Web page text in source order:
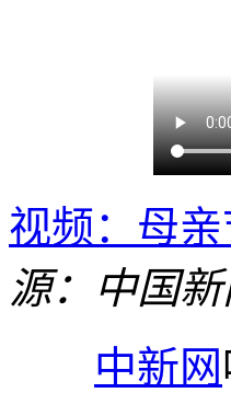
视频：母
源：中国
中新网